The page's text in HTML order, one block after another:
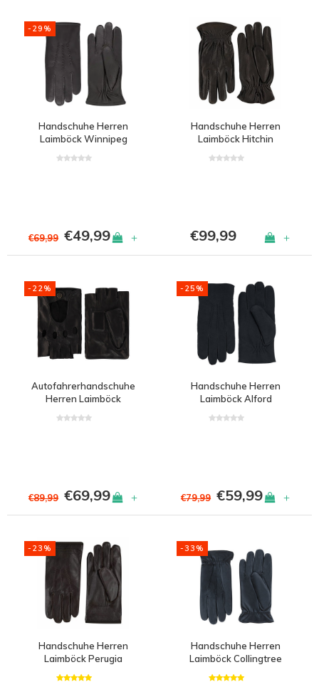
-29%
Handschuhe Herren
Laimböck Winnipeg
€69,99 €49,99 +
Handschuhe Herren
Laimböck Hitchin
€99,99 +
-22%
Autofahrerhandschuhe
Herren Laimböck
€89,99 €69,99 +
-25%
Handschuhe Herren
Laimböck Alford
€79,99 €59,99 +
-23%
Handschuhe Herren
Laimböck Perugia
-33%
Handschuhe Herren
Laimböck Collingtree